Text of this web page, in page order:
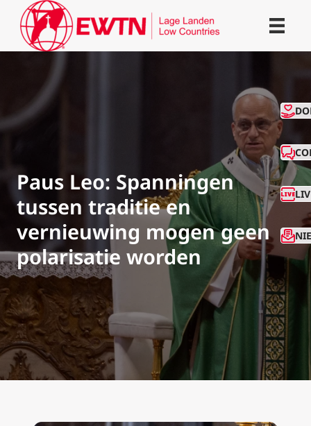
Paus Leo: Spanningen
tussen traditie en
vernieuwing mogen geen
polarisatie worden